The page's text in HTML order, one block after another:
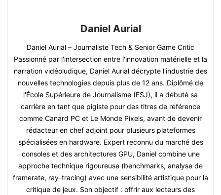
Daniel Aurial
Daniel Aurial – Journaliste Tech & Senior Game Critic
Passionné par l'intersection entre l'innovation matérielle et la
narration vidéoludique, Daniel Aurial décrypte l'industrie des
nouvelles technologies depuis plus de 12 ans. Diplômé de
l'École Supérieure de Journalisme (ESJ), il a débuté sa
carrière en tant que pigiste pour des titres de référence
comme Canard PC et Le Monde Pixels, avant de devenir
rédacteur en chef adjoint pour plusieurs plateformes
spécialisées en hardware. Expert reconnu du marché des
consoles et des architectures GPU, Daniel combine une
approche technique rigoureuse (benchmarks, analyse de
framerate, ray-tracing) avec une sensibilité artistique pour la
critique de jeux. Son objectif : offrir aux lecteurs des